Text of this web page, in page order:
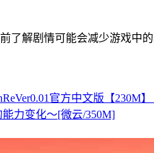
了解剧情可能会减少游戏
官方中文版【230M】
力变化～[微云/350M]